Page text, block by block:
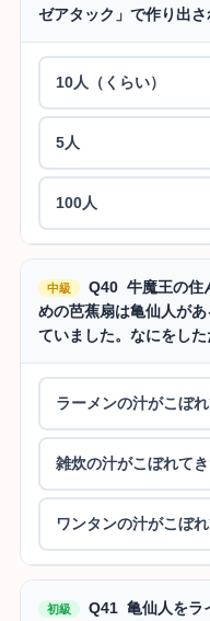
ゼアタック」で作り出
10人（くらい）
5人
100人
中級
Q40 牛魔王の住
めの芭蕉扇は亀仙人が
ていました。なにをし
ラーメンの汁がこぼ
雑炊の汁がこぼれて
ワンタンの汁がこぼ
初級
Q41 亀仙人をラ